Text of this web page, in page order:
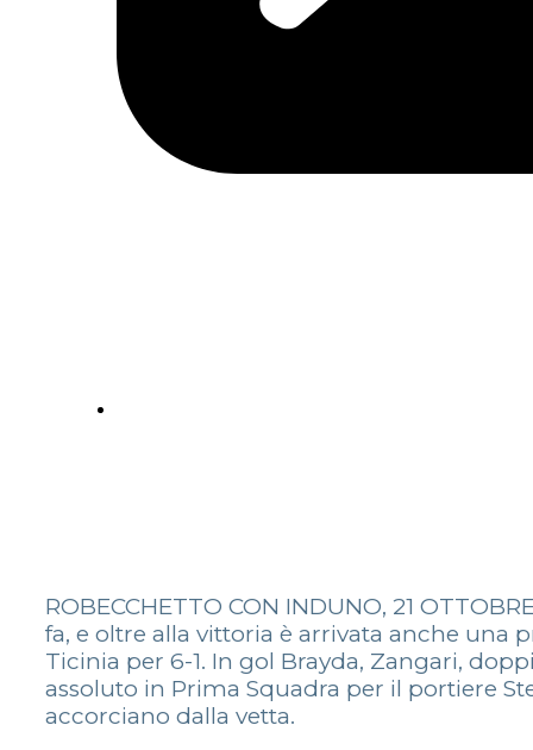
ROBECCHETTO CON INDUNO, 21
fa, e oltre alla vittoria è arrivata anche una
Ticinia per 6-1. In gol Brayda, Zangari,
assoluto in Prima Squadra per il portiere
accorciano dalla vetta.